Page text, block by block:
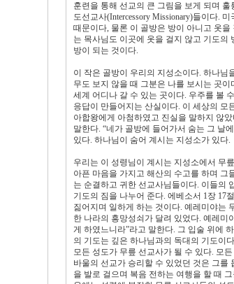
훈련을 통해 선교의 큰 그림을 보게 되며 훌
도선교사(Intercessory Missionary)들이다.
때문이다, 물론 이 골방은 방이 아니고 옷
는 목사님도 이곳에 옷을 걸지 않고 기도의
방이 되는 것이다.
이 작은 골방이 우리의 지성소이다. 하나님
무도 보지 않을 때 그분은 나를 보시는 곳
세계 어디나 갈 수 있는 곳이다. 우주를 볼
응답이 만들어지는 산실이다. 이 세상의 모
아합왕에게 아첨하였고 진실을 말하지 않
말한다. “네가 골방에 들어가서 숨는 그 날
있다. 하나님이 숨어 계시는 지성소가 있다.
우리는 이 성령님이 계시는 지성소에서 무
아픈 마음을 가지고 해산의 수고를 하며 그
는 순결하고 귀한 선교사님들이다. 이들의
기도의 짐을 나누어 준다. 에베소서 1장 17
짊어지며 일하게 하는 것이다. 예레미야는
한 나라의 흥망성쇠가 달려 있었다. 예레미
게 하였느니라”라고 말한다. 그 입술 위에
의 기도는 깊은 하나님과의 독대의 기도이
모든 성도가 무릎 선교사가 될 수 있다. 모
바울의 선교가 승리할 수 있었던 것은 그를
을 발로 걸으며 복음 전하는 여행을 할 때